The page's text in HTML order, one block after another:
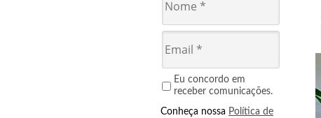
Eu concordo em
receber comunicações.
Conheça nossa Política de